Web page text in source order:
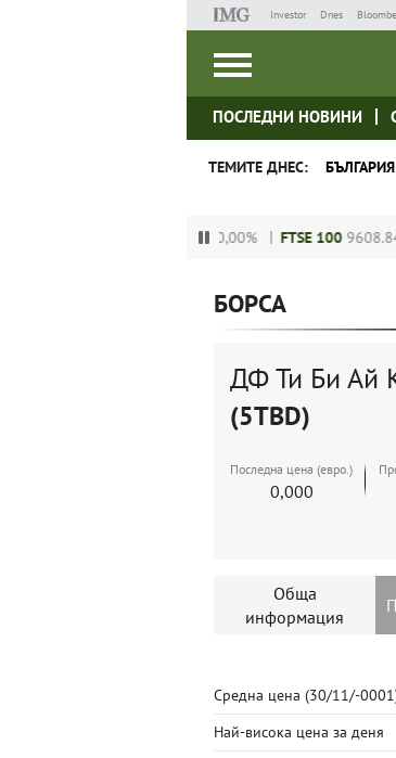
Investor Dnes
ПОСЛЕДНИ НОВИНИ
ТЕМИТЕ ДНЕС:
0,00% FTSE 100 9608.84
БОРСА
ДФ Ти Би Ай
(5TBD)
Последна цена (евро.)
0,000
Обща
информация
Средна цена (30/11/-
Най-висока цена за деня